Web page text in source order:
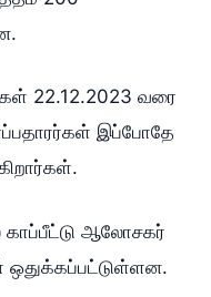
22.12.2023 வரை
இப்போதே
காப்பீட்டு ஆலோசகர்
ஒதுக்கப்பட்டுள்ளன.